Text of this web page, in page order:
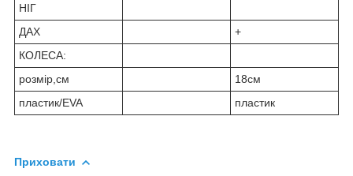
НІГ
ДАХ
+
КОЛЕСА:
розмір,см
18см
пластик/EVA
пластик
Приховати